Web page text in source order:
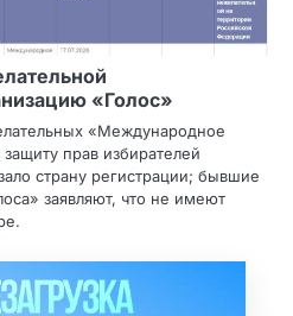
«Голос»
«Международное
прав избирателей
страну регистрации; бывшие
заявляют, что не имеют